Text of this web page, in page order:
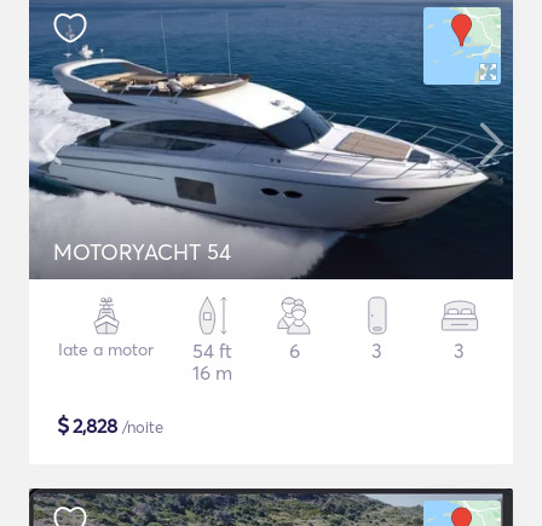
MOTORYACHT 54
Iate a motor
54 ft
16 m
6 3 3
$2,828 /noite